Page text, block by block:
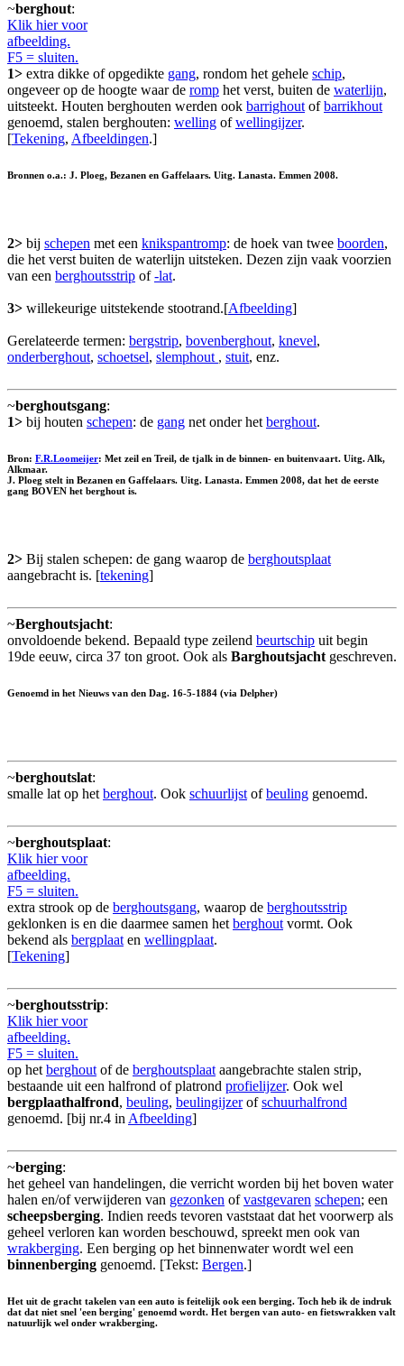
~berghout:
Klik hier voor
afbeelding.
F5 = sluiten.
1> extra dikke of opgedikte gang, rondom het gehele schip,
ongeveer op de hoogte waar de romp het verst, buiten de waterlijn,
uitsteekt. Houten berghouten werden ook barrighout ofbarrikhout
genoemd, stalen berghouten: welling ofwellingijzer.
[Tekening, Afbeeldingen.]
Bronnen o.a.: J. Ploeg, Bezanen en Gaffelaars. Uitg. Lanasta. Emmen 2008.
2> bij schepen met een knikspantromp: de hoek van twee boorden,
die het verst buiten de waterlijn uitsteken. Dezen zijn vaak voorzien
van een berghoutsstrip of-lat.
3> willekeurige uitstekende stootrand.[Afbeelding]
Gerelateerde termen: bergstrip, bovenberghout, knevel,
onderberghout, schoetsel, slemphout , stuit, enz.
~berghoutsgang:
1> bij houten schepen: de gang net onder het berghout.
Bron: F.R.Loomeijer: Met zeil en Treil, de tjalk in de binnen- en buitenvaart. Uitg. Alk,
Alkmaar.
J. Ploeg stelt in Bezanen en Gaffelaars. Uitg. Lanasta. Emmen 2008, dat het de eerste
gang BOVEN het berghout is.
2> Bij stalen schepen: de gang waarop de berghoutsplaat
aangebracht is. [tekening]
~Berghoutsjacht:
onvoldoende bekend. Bepaald type zeilend beurtschip uit begin
19de eeuw, circa 37 ton groot. Ook als Barghoutsjacht geschreven.
Genoemd in het Nieuws van den Dag. 16-5-1884 (via Delpher)
~berghoutslat:
smalle lat op het berghout. Ook schuurlijst ofbeuling genoemd.
~berghoutsplaat:
Klik hier voor
afbeelding.
F5 = sluiten.
extra strook op de berghoutsgang, waarop de berghoutsstrip
geklonken is en die daarmee samen het berghout vormt. Ook
bekend als bergplaat en wellingplaat.
[Tekening]
~berghoutsstrip:
Klik hier voor
afbeelding.
F5 = sluiten.
op het berghout of de berghoutsplaat aangebrachte stalen strip,
bestaande uit een halfrond of platrond profielijzer. Ook wel
bergplaathalfrond, beuling, beulingijzerofschuurhalfrond
genoemd. [bij nr.4 in Afbeelding]
~berging:
het geheel van handelingen, die verricht worden bij het boven water
halen en/of verwijderen van gezonken ofvastgevaren schepen; een
scheepsberging. Indien reeds tevoren vaststaat dat het voorwerp als
geheel verloren kan worden beschouwd, spreekt men ook van
wrakberging. Een berging op het binnenwater wordt wel een
binnenberging genoemd. [Tekst: Bergen.]
Het uit de gracht takelen van een auto is feitelijk ook een berging. Toch heb ik de indruk
dat dat niet snel 'een berging' genoemd wordt. Het bergen van auto- en fietswrakken valt
natuurlijk wel onder wrakberging.